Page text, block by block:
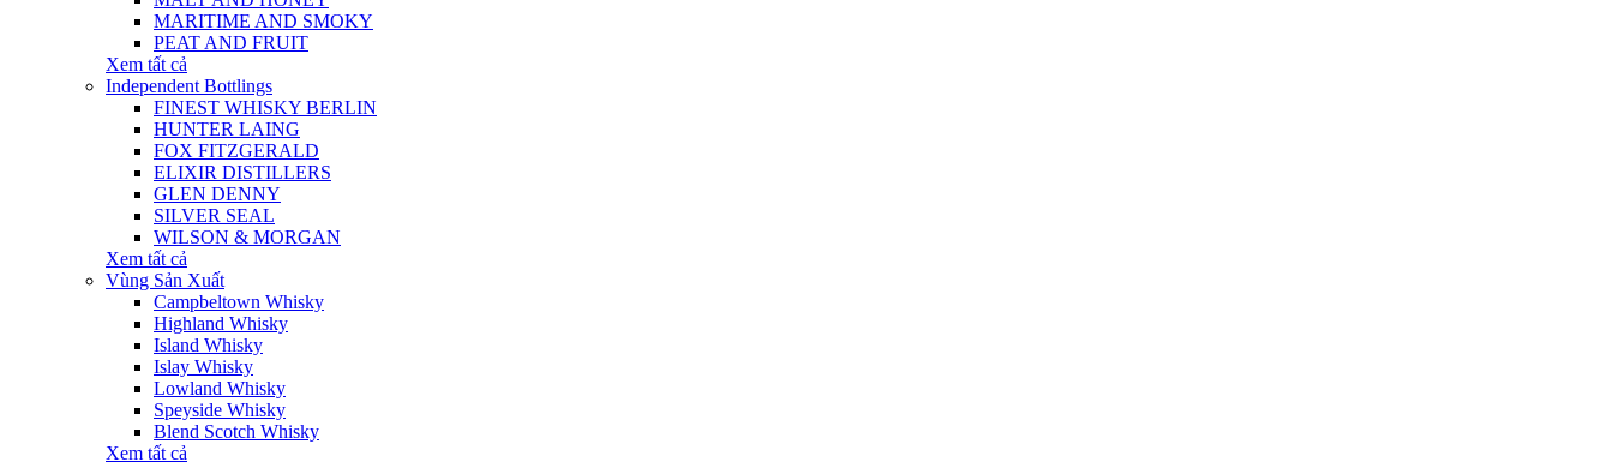
MARITIME AND SMOKY
PEAT AND FRUIT
Xem tất cả
Independent Bottlings
FINEST WHISKY BERLIN
HUNTER LAING
FOX FITZGERALD
ELIXIR DISTILLERS
GLEN DENNY
SILVER SEAL
WILSON & MORGAN
Xem tất cả
Vùng Sản Xuất
Campbeltown Whisky
Highland Whisky
Island Whisky
Islay Whisky
Lowland Whisky
Speyside Whisky
Blend Scotch Whisky
Xem tất cả